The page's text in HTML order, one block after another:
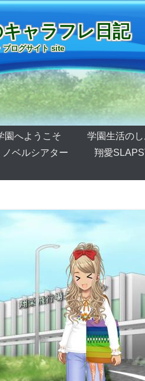
ャラフレ日記
ログサイト site
園へようこそ 学園生活のし
ノベルシアター 翔愛